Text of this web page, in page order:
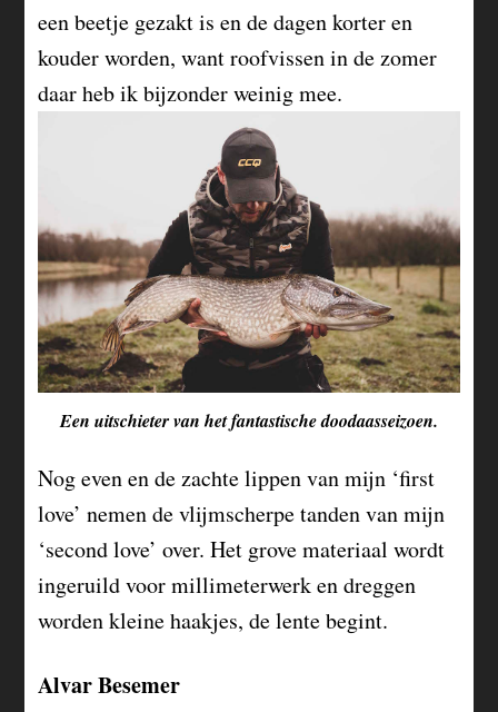
een beetje gezakt is en de dagen korter en
kouder worden, want roofvissen in de zomer
daar heb ik bijzonder weinig mee.
Een uitschieter van het fantastische doodaasseizoen.
Nog even en de zachte lippen van mijn ‘first
love’ nemen de vlijmscherpe tanden van mijn
‘second love’ over. Het grove materiaal wordt
ingeruild voor millimeterwerk en dreggen
worden kleine haakjes, de lente begint.
Alvar Besemer